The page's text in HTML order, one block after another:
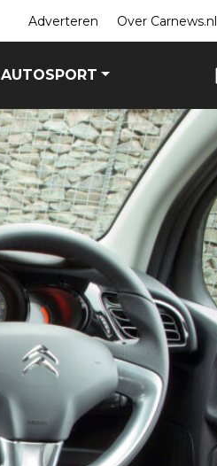
Adverteren Over Carnews.nl
AUTOSPORT